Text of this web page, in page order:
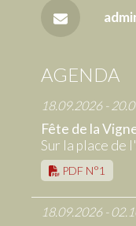
AGENDA
18.09.2026 -
Fête de la
Sur la place de
PDF N°1
18.09.2026 -